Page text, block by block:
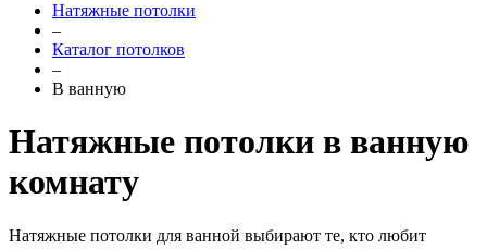
Натяжные потолки
–
Каталог потолков
–
В ванную
Натяжные потолки в ванную
комнату
Натяжные потолки для ванной выбирают те, кто любит